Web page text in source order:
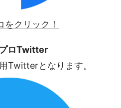
をクリック！
ロTwitter
Twitterとなります。